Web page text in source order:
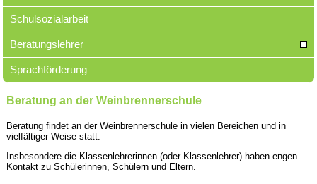
Schulsozialarbeit
Beratungslehrer
Sprachförderung
Beratung an der Weinbrennerschule
Beratung findet an der Weinbrennerschule in vielen Bereichen und in
vielfältiger Weise statt.
Insbesondere die Klassenlehrerinnen (oder Klassenlehrer) haben engen
Kontakt zu Schülerinnen, Schülern und Eltern.